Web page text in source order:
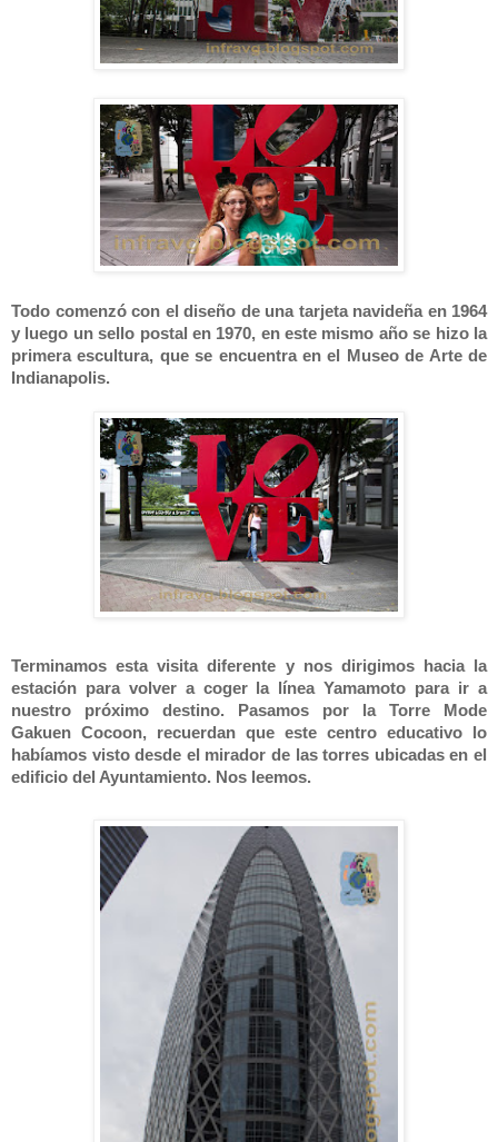
Todo comenzó con el diseño de una tarjeta navideña en 1964
y luego un sello postal en 1970, en este mismo año se hizo la
primera escultura, que se encuentra en el Museo de Arte de
Indianapolis.
Terminamos esta visita diferente y nos dirigimos hacia la
estación para volver a coger la línea Yamamoto para ir a
nuestro próximo destino. Pasamos por la Torre Mode
Gakuen Cocoon, recuerdan que este centro educativo lo
habíamos visto desde el mirador de las torres ubicadas en el
edificio del Ayuntamiento. Nos leemos.